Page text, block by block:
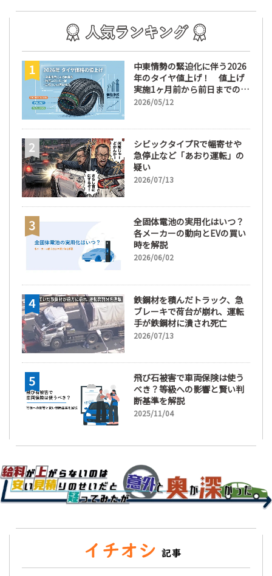
中東情勢の緊迫化に伴う2026
年のタイヤ値上げ！ 値上げ
実施1ヶ月前から前日までの期
間が販売において極めて重要
2026/05/12
シビックタイプRで幅寄せや
急停止など「あおり運転」の
疑い
2026/07/13
全固体電池の実用化はいつ？
各メーカーの動向とEVの買い
時を解説
2026/06/02
鉄鋼材を積んだトラック、急
ブレーキで荷台が崩れ、運転
手が鉄鋼材に潰され死亡
2026/07/13
飛び石被害で車両保険は使う
べき？等級への影響と賢い判
断基準を解説
2025/11/04